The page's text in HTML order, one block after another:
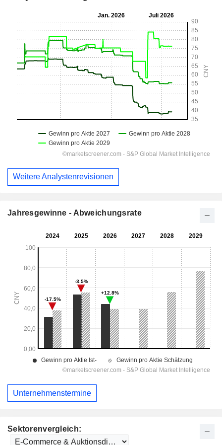
Sektorenvergleich:
Weitere Analystenrevisionen
Jahresgewinne - Abweichungsrate
Unternehmenstermine